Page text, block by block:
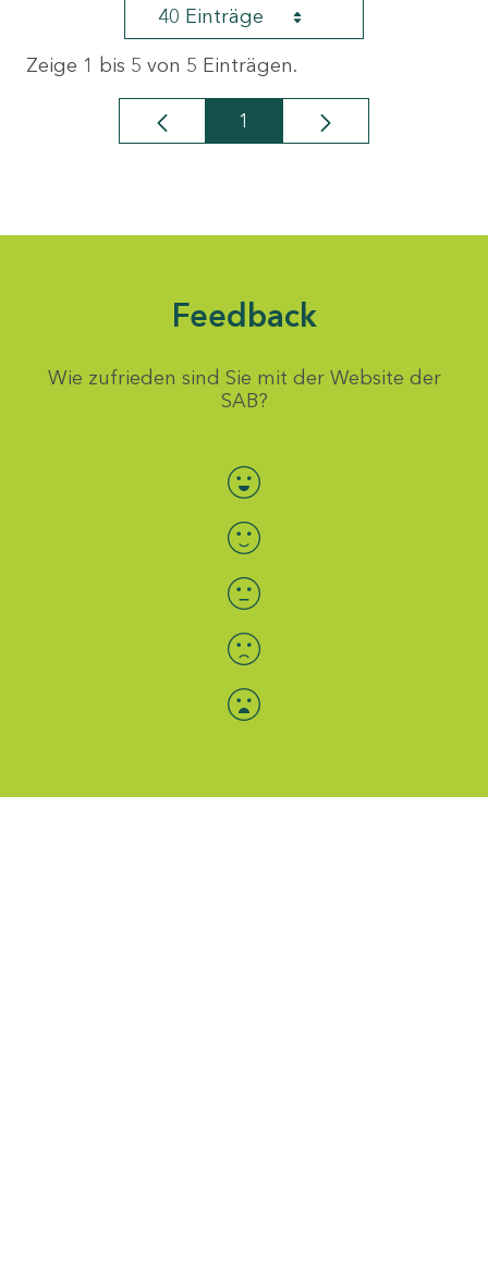
40 Einträge
Zeige 1 bis 5 von 5 Einträgen.
Seite
1
Feedback
Wie zufrieden sind Sie mit der Website der
SAB?
Bewertung auswählen